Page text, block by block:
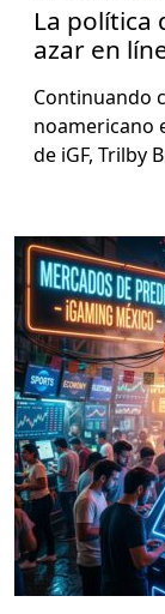
La política
azar en
Con­tin­uan­do
noamer­i­cano
de iGF, Tril­by